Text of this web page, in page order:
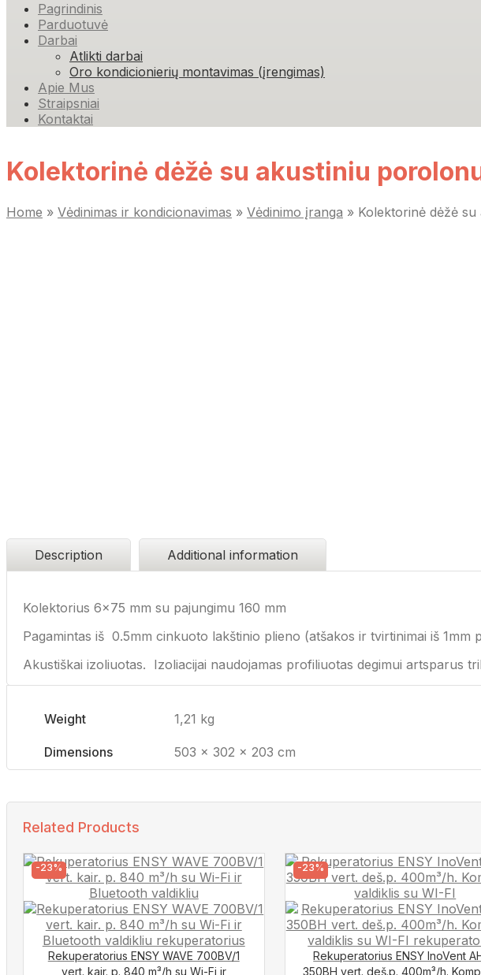
Pagrindinis
Parduotuvė
Darbai
Atlikti darbai
Oro kondicionierių montavimas (įrengimas)
Apie Mus
Straipsniai
Kontaktai
Kolektorinė dėžė su akustiniu
Home » Vėdinimas ir kondicionavimas » Vėdinimo įranga » Kolektorinė dėžė
Description Additional information
Kolektorius 6×75 mm su pajungimu 160 mm
Pagamintas iš 0.5mm cinkuoto lakštinio plieno (atšakos ir tvirtinimai iš 1mm
Akustiškai izoliuotas. Izoliacijai naudojamas profiliuotas degimui artsparus
Weight 1,21 kg
Dimensions 503 × 302 × 203 cm
Related Products
-23%
Rekuperatorius ENSY WAVE 700BV/1
vert. kair. p. 840 m³/h su Wi-Fi ir
-23%
Rekuperatorius ENSY InoVent
350BH vert. deš.p. 400m³/h.